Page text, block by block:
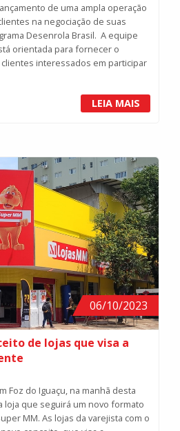
de uma ampla operação
na negociação de suas
Desenrola Brasil. A equipe
orientada para fornecer o
interessados em participar
LEIA MAIS
06/10/2023
de lojas que visa a
Foz do Iguaçu, na manhã desta
loja que seguirá um novo formato
MM. As lojas da varejista com o